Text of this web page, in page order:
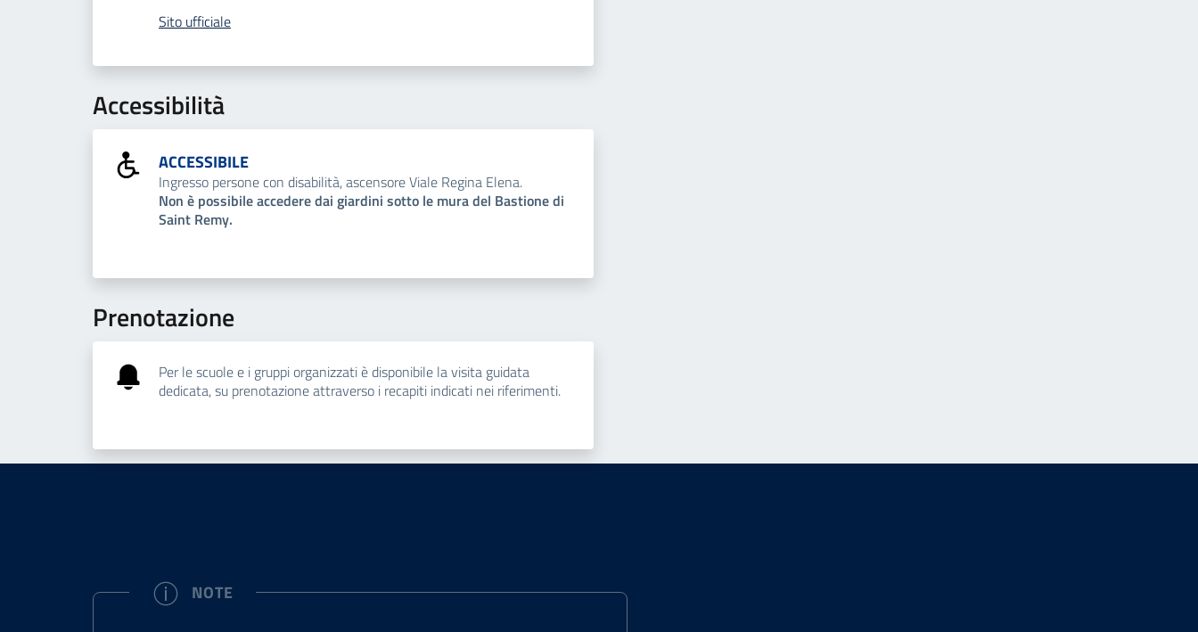
Sito ufficiale
Accessibilità
ACCESSIBILE
Ingresso persone con disabilità, ascensore Viale Regina Elena.
Non è possibile accedere dai giardini sotto le mura del Bastione di
Saint Remy.
Prenotazione
Per le scuole e i gruppi organizzati è disponibile la visita guidata
dedicata, su prenotazione attraverso i recapiti indicati nei riferimenti.
NOTE